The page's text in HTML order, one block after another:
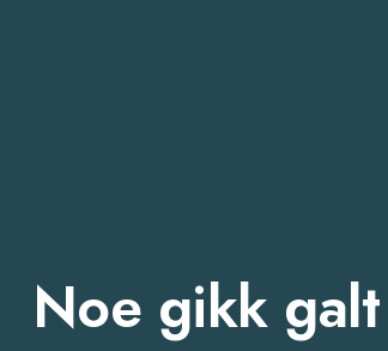
Noe gikk galt